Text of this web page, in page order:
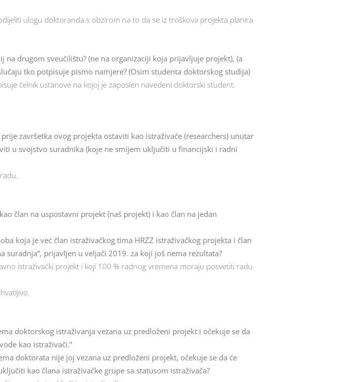
ulogu doktoranda s obzirom na to da se iz troškova projekta planira
drugom sveučilištu? (ne na organizaciji koja prijavljuje projekt), (a
tko potpisuje pismo namjere? (Osim studenta doktorskog studija)
čelnik ustanove na kojoj je zaposlen navedeni doktorski student.
završetka ovog projekta ostaviti kao istraživače (researchers) unutar
u svojstvo suradnika (koje ne smijem uključiti u financijski i radni
član na uspostavni projekt (naš projekt) i kao član na jedan
koja je već član istraživačkog tima HRZZ istraživačkog projekta i član
prijavljen u veljači 2019. za koji još nema rezultata?
istraživački projekt i koji 100 % radnog vremena moraju posvetiti radu
doktorskog istraživanja vezana uz predloženi projekt i očekuje se da
kao istraživači.”
doktorata nije joj vezana uz predloženi projekt, očekuje se da će
kao člana istraživačke grupe sa statusom istraživača?